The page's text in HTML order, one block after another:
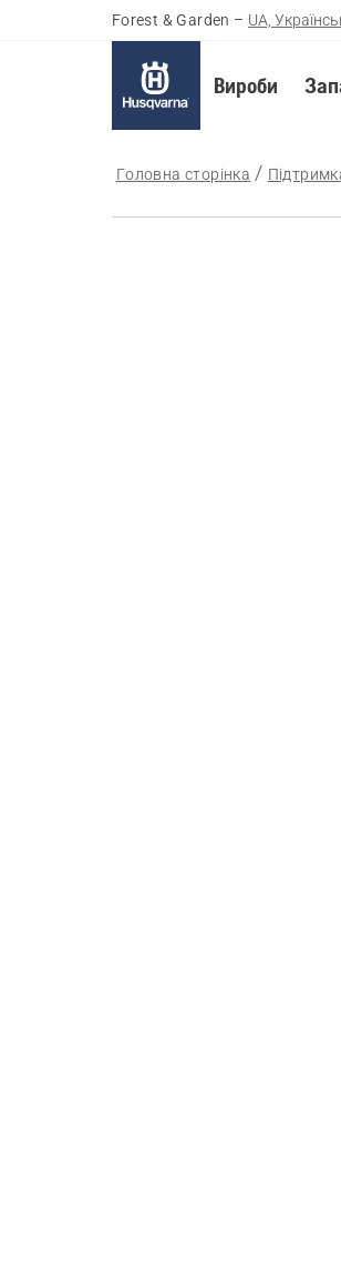
Forest & Garden – UA,
Вироби
Головна сторінка